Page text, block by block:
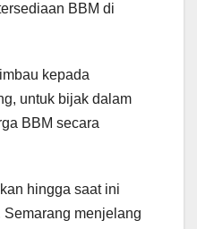
BBM di
kepada
untuk bijak dalam
BBM secara
hingga saat ini
menjelang